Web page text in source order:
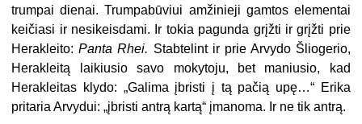
trumpai dienai. Trumpabūviui amžinieji gamtos elementai
keičiasi ir nesikeisdami. Ir tokia pagunda grįžti ir grįžti prie
Herakleito:Panta Rhei. Stabtelint ir prie Arvydo Šliogerio,
Herakleitą laikiusio savo mokytoju, bet maniusio, kad
Herakleitas klydo: „Galima įbristi į tą pačią upę…“ Erika
pritaria Arvydui: „įbristi antrą kartą“ įmanoma. Ir ne tik antrą.